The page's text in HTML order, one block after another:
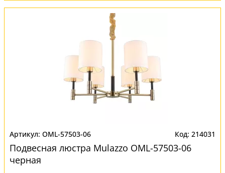
OML-57503-06 214031
Подвесная люстра Mulazzo OML-57503-06
черная